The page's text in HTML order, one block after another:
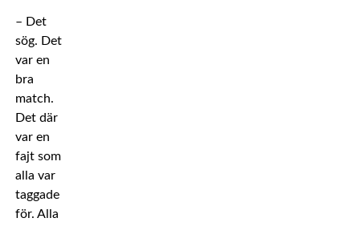
– Det
sög. Det
var en
bra
match.
Det där
var en
fajt som
alla var
taggade
för. Alla